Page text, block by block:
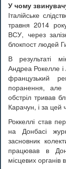
У чому
Італійське
травня 2014
ВСУ, через
блокпост людей
В результаті
Андреа Рокелле і
французький
поранення,
обстріл тривав
Карачун, і за цей
Роккеллі став
на Донбасі
засновник
працював в
місцевих органів